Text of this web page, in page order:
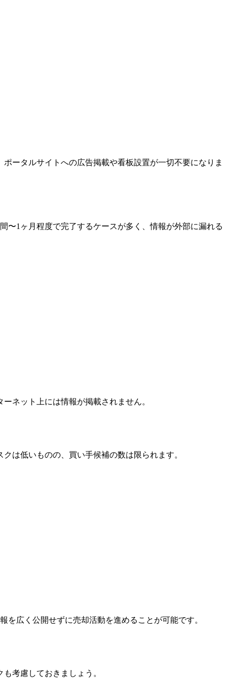
ータルサイトへの広告掲載や看板設置が一切不要になりま
〜1ヶ月程度で完了するケースが多く、情報が外部に漏れる
ネット上には情報が掲載されません。
は低いものの、買い手候補の数は限られます。
広く公開せずに売却活動を進めることが可能です。
考慮しておきましょう。